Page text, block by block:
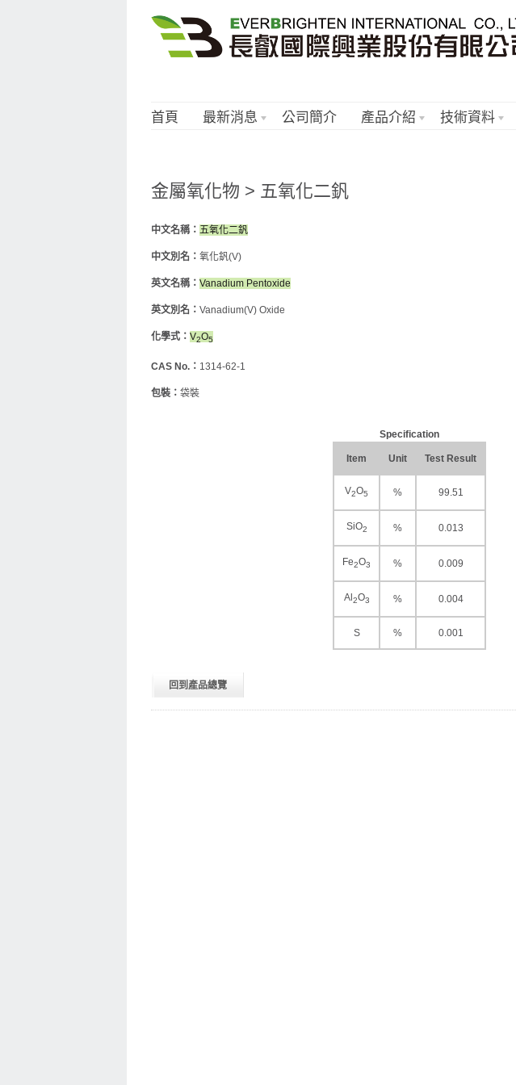
首頁 最新消息 公司簡介 產品介紹 技術資料
金屬氧化物 > 五氧化二釩
中文名稱： 五氧化二釩
中文別名： 氧化釩(V)
英文名稱： Vanadium Pentoxide
英文別名： Vanadium(V) Oxide
化學式： V2O5
CAS No.： 1314-62-1
包裝： 袋裝
Specification
Item Unit Test Result
V2O5 % 99.51
SiO2 % 0.013
Fe2O3 % 0.009
Al 2O3 % 0.004
S % 0.001
回到產品總覽